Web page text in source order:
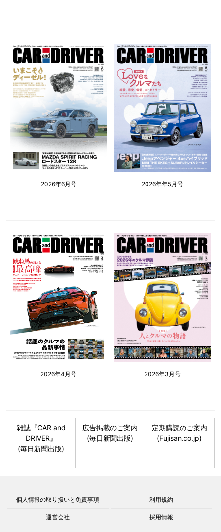
2026年6月号 2026年年5月号
2026年4月号 2026年3月号
雑誌『CAR and
DRIVER』
(毎日新聞出版)
広告掲載のご案内
(毎日新聞出版)
定期購読のご案内
(Fujisan.co.jp)
個人情報の取り扱いと免責事項 利用規約
運営会社 採用情報